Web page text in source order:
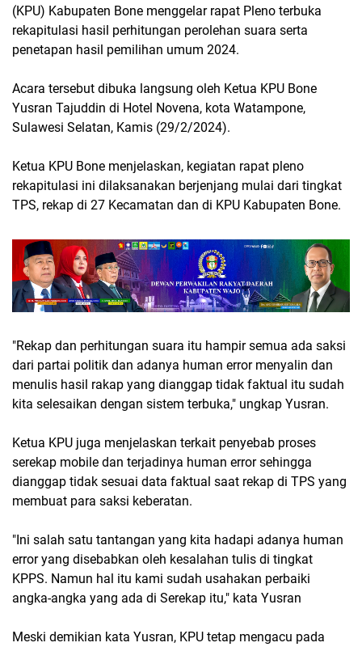
(KPU) Kabupaten Bone menggelar rapat Pleno terbuka
rekapitulasi hasil perhitungan perolehan suara serta
penetapan hasil pemilihan umum 2024.
Acara tersebut dibuka langsung oleh Ketua KPU Bone
Yusran Tajuddin di Hotel Novena, kota Watampone,
Sulawesi Selatan, Kamis (29/2/2024).
Ketua KPU Bone menjelaskan, kegiatan rapat pleno
rekapitulasi ini dilaksanakan berjenjang mulai dari tingkat
TPS, rekap di 27 Kecamatan dan di KPU Kabupaten Bone.
"Rekap dan perhitungan suara itu hampir semua ada saksi
dari partai politik dan adanya human error menyalin dan
menulis hasil rakap yang dianggap tidak faktual itu sudah
kita selesaikan dengan sistem terbuka," ungkap Yusran.
Ketua KPU juga menjelaskan terkait penyebab proses
serekap mobile dan terjadinya human error sehingga
dianggap tidak sesuai data faktual saat rekap di TPS yang
membuat para saksi keberatan.
"Ini salah satu tantangan yang kita hadapi adanya human
error yang disebabkan oleh kesalahan tulis di tingkat
KPPS. Namun hal itu kami sudah usahakan perbaiki
angka-angka yang ada di Serekap itu," kata Yusran
Meski demikian kata Yusran, KPU tetap mengacu pada